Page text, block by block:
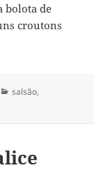
bolota de
croutons
Categorias
salsão,